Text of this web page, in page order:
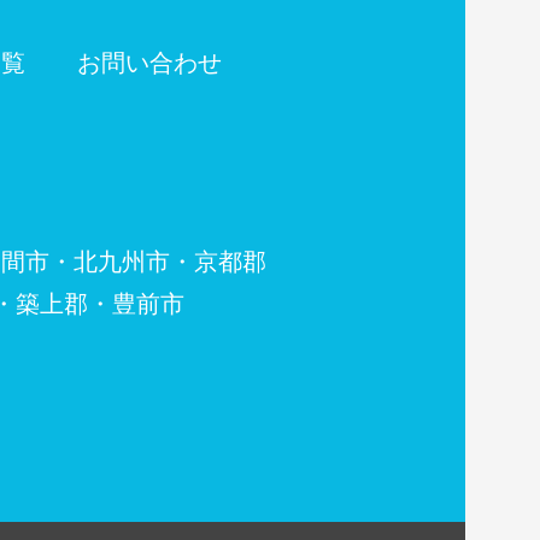
お問い合わせ
九州市・京都郡
・豊前市